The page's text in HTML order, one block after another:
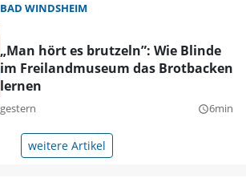
BAD WINDSHEIM
„Man hört es brutzeln”: Wie Blinde
im Freilandmuseum das Brotbacken
lernen
gestern query_builder6min
weitere Artikel